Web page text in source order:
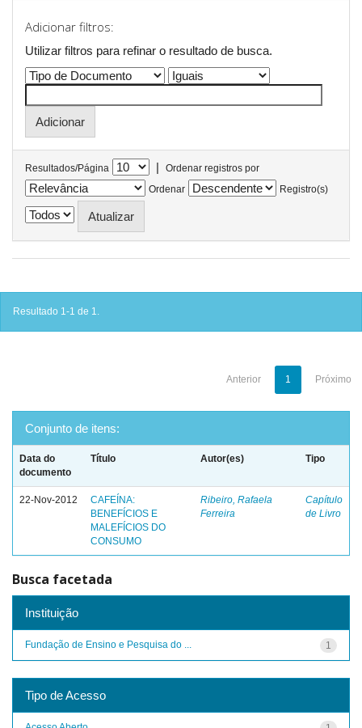
Adicionar filtros:
Utilizar filtros para refinar o resultado de busca.
Resultados/Página |
Ordenar registros por
Ordenar
Registro(s)
Resultado 1-1 de 1.
Anterior 1 Próximo
Conjunto de itens:
Data do
documento
Título Autor(es) Tipo
22-Nov-2012
CAFEÍNA:
BENEFÍCIOS E
MALEFÍCIOS DO
CONSUMO
Ribeiro, Rafaela
Ferreira
Capítulo
de Livro
Busca facetada
Instituição
1
Fundação de Ensino e Pesquisa do ...
Tipo de Acesso